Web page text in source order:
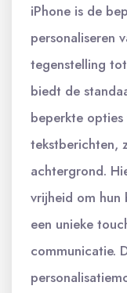
iPhone is de
personaliseren
tegenstelling
biedt de
beperkte opties
tekstberichten,
achtergrond.
vrijheid om hun
een unieke
communicatie.